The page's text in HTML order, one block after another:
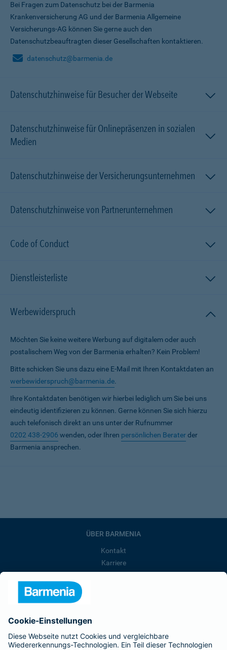
Bei Fragen zum Datenschutz bei der Barmenia
Krankenversicherung AG und der Barmenia Allgemeine
Versicherungs-AG können Sie gerne auch den
Datenschutzbeauftragten dieser Gesellschaften kontaktieren.
datenschutz@barmenia.de
Datenschutzhinweise für Besucher der Webseite
Datenschutzhinweise für Onlinepräsenzen in sozialen
Medien
Datenschutzhinweise der Versicherungsunternehmen
Datenschutzhinweise von Partnerunternehmen
Code of Conduct
Dienstleisterliste
Werbewiderspruch
Möchten Sie keine weitere Werbung auf digitalem oder auch
postalischem Weg von der Barmenia erhalten? Kein Problem!
Bitte schicken Sie uns dazu eine E-Mail mit Ihren Kontaktdaten an
werbewiderspruch@barmenia.de.
Ihre Kontaktdaten benötigen wir hierbei lediglich um Sie bei uns
eindeutig identifizieren zu können. Gerne können Sie sich hierzu
auch telefonisch direkt an uns unter der Rufnummer
0202 438-2906 wenden, oder Ihren persönlichen Beraterder
Barmenia ansprechen.
ÜBER BARMENIA
Kontakt
Karriere
Barmenia ist Teil der BarmeniaGothaer
BELIEBTE SEITEN